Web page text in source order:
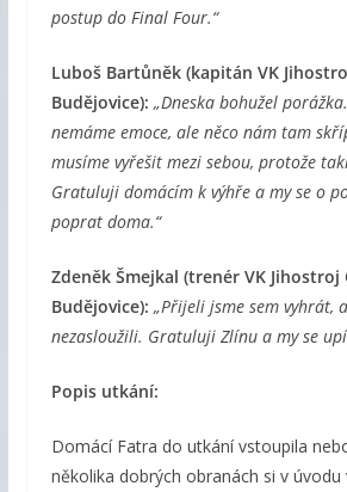
postup do Final Four.“
Luboš Bartůněk (kapitán VK
Budějovice): „Dneska bohužel
nemáme emoce, ale něco nám tam
musíme vyřešit mezi sebou, protože
Gratuluji domácím k výhře a my se o
poprat doma.“
Zdeněk Šmejkal (trenér VK Jihostroj
Budějovice): „Přijeli jsme sem vyhrát,
nezasloužili. Gratuluji Zlínu a my se
Popis utkání:
Domácí Fatra do utkání vstoupila
několika dobrých obranách si v úvodu